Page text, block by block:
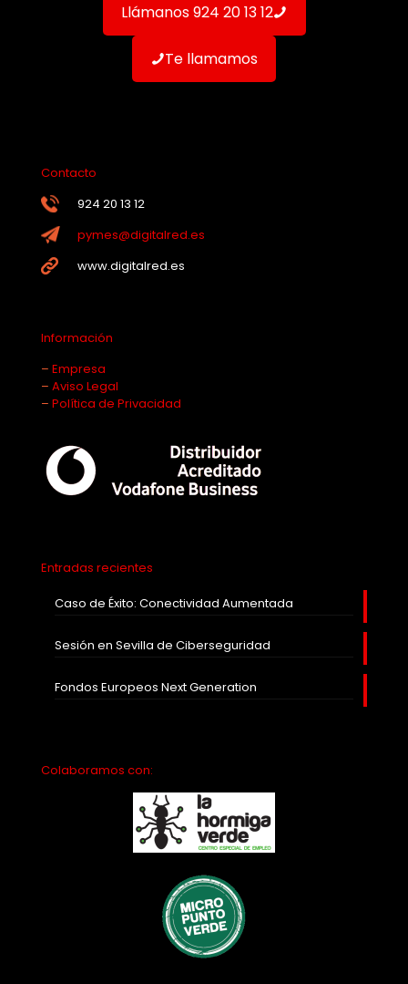
Llámanos 924 20 13 12
Te llamamos
Contacto
924 20 13 12
pymes@digitalred.es
www.digitalred.es
Información
– Empresa
– Aviso Legal
– Política de Privacidad
Entradas recientes
Caso de Éxito: Conectividad Aumentada
Sesión en Sevilla de Ciberseguridad
Fondos Europeos Next Generation
Colaboramos con: